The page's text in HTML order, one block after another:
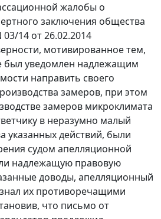
жалобы о
заключения общества
14 от 26.02.2014
мотивированное тем,
был уведомлен надлежащим
направить своего
замеров, при этом
замеров микроклимата
в неразумно малый
указанных действий, были
судом апелляционной
надлежащую правовую
доводы, апелляционный
их противоречащими
что письмо от